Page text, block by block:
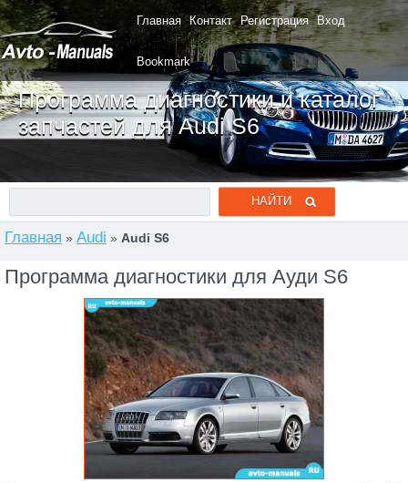
Главная Контакт Регистрация Вход
Bookmark
Программа диагностики и каталог
запчастей для Audi S6
Главная » Audi » Audi S6
Программа диагностики для Ауди S6